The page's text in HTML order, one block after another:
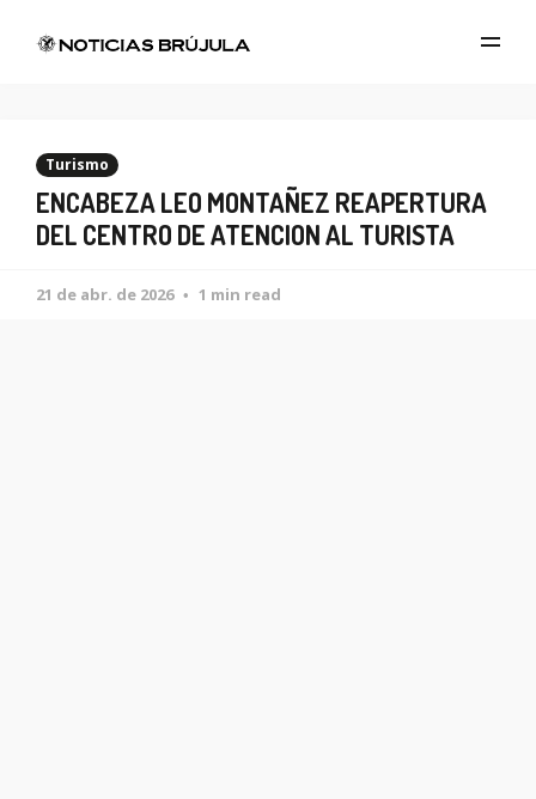
Turismo
ENCABEZA LEO MONTAÑEZ REAPERTURA
DEL CENTRO DE ATENCION AL TURISTA
21 de abr. de 2026 1 min read